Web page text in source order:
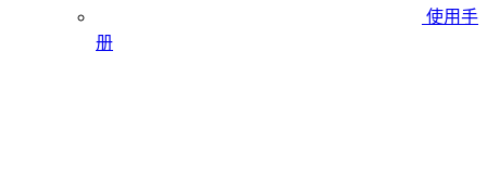
使用手
册